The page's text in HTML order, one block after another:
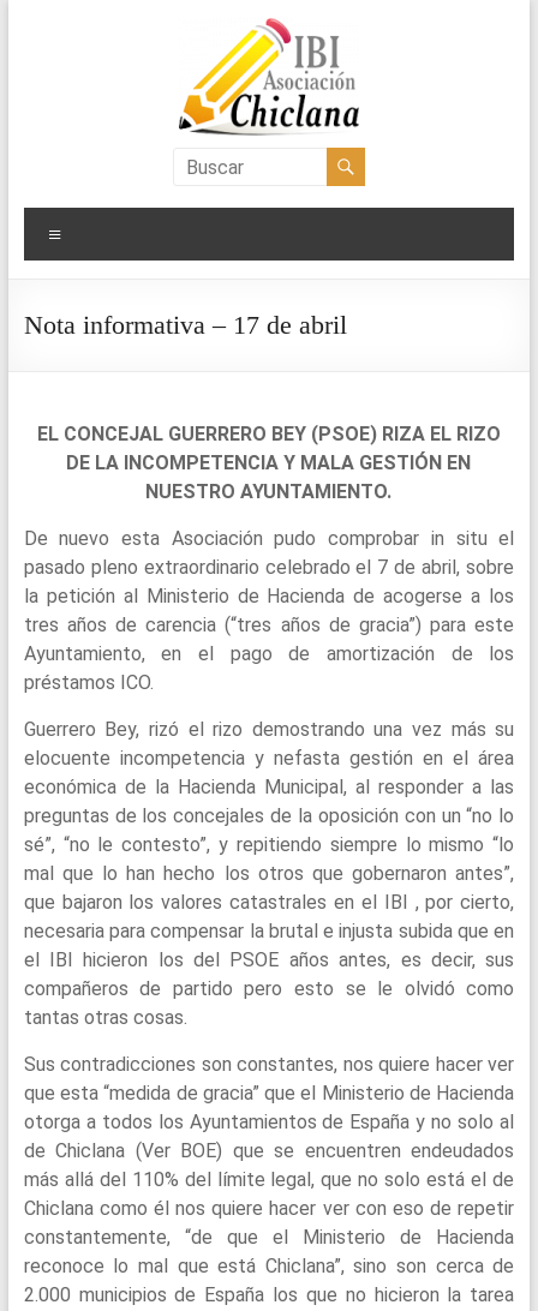
Asociación
IBI
Chiclana
Nota informativa – 17 de abril
EL CONCEJAL GUERRERO BEY (PSOE) RIZA EL RIZO
DE LA INCOMPETENCIA Y MALA GESTIÓN EN
NUESTRO AYUNTAMIENTO.
De nuevo esta Asociación pudo comprobar in situ el
pasado pleno extraordinario celebrado el 7 de abril, sobre
la petición al Ministerio de Hacienda de acogerse a los
tres años de carencia (“tres años de gracia”) para este
Ayuntamiento, en el pago de amortización de los
préstamos ICO.
Guerrero Bey, rizó el rizo demostrando una vez más su
elocuente incompetencia y nefasta gestión en el área
económica de la Hacienda Municipal, al responder a las
preguntas de los concejales de la oposición con un “no lo
sé”, “no le contesto”, y repitiendo siempre lo mismo “lo
mal que lo han hecho los otros que gobernaron antes”,
que bajaron los valores catastrales en el IBI , por cierto,
necesaria para compensar la brutal e injusta subida que en
el IBI hicieron los del PSOE años antes, es decir, sus
compañeros de partido pero esto se le olvidó como
tantas otras cosas.
Sus contradicciones son constantes, nos quiere hacer ver
que esta “medida de gracia” que el Ministerio de Hacienda
otorga a todos los Ayuntamientos de España y no solo al
de Chiclana (Ver BOE) que se encuentren endeudados
más allá del 110% del límite legal, que no solo está el de
Chiclana como él nos quiere hacer ver con eso de repetir
constantemente, “de que el Ministerio de Hacienda
reconoce lo mal que está Chiclana”, sino son cerca de
2.000 municipios de España los que no hicieron la tarea